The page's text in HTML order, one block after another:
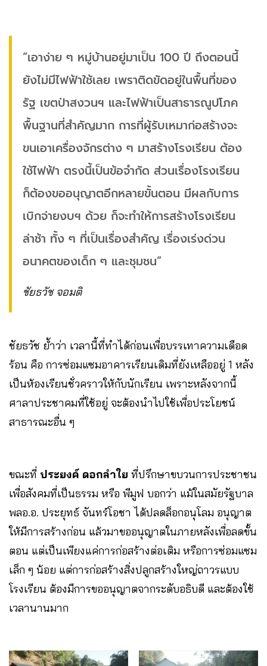
“เอาง่าย ๆ หมู่บ้านอยู่มาเป็น 100 ปี ถึงตอนนี้
ยังไม่มีไฟฟ้าใช้เลย เพราติดขัดอยู่ในพื้นที่ของ
รัฐ เขตป่าสงวนฯ และไฟฟ้าเป็นสาธารณูปโภค
พื้นฐานที่สำคัญมาก การที่ผู้รับเหมาก่อสร้างจะ
ขนเอาเครื่องจักรต่าง ๆ มาสร้างโรงเรียน ต้อง
ใช้ไฟฟ้า ตรงนี้เป็นข้อจำกัด ส่วนเรื่องโรงเรียน
ก็ต้องขออนุญาตอีกหลายขั้นตอน มีผลกับการ
เบิกจ่ายงบฯ ด้วย ก็จะทำให้การสร้างโรงเรียน
ล่าช้า ทั้ง ๆ ที่เป็นเรื่องสำคัญ เรื่องเร่งด่วน
อนาคตของเด็ก ๆ และชุมชน”
ชัยธวัช จอมติ
ชัยธวัช ย้ำว่า เวลานี้ที่ทำได้ก่อนเพื่อบรรเทาความเดือด
ร้อน คือ การซ่อมแซมอาคารเรียนเดิมที่ยังเหลืออยู่ 1 หลัง
เป็นห้องเรียนชั่วคราวให้กับนักเรียน เพราะหลังจากนี้
ศาลาประชาคมที่ใช้อยู่ จะต้องนำไปใช้เพื่อประโยชน์
สาธารณะอื่น ๆ
ขณะที่ ประยงค์ ดอกลำใย ที่ปรึกษาขบวนการประชาชน
เพื่อสังคมที่เป็นธรรม หรือ พีมูฟ บอกว่า แม้ในสมัยรัฐบาล
พลอ.อ. ประยุทธ์ จันทร์โอชา ได้ปลดล็อกอนุโลม อนุญาต
ให้มีการสร้างก่อน แล้วมาขออนุญาตในภายหลังเพื่อลดขั้น
ตอน แต่เป็นเพียงแค่การก่อสร้างต่อเติม หรือการซ่อมแซม
เล็ก ๆ น้อย แต่การก่อสร้างสิ่งปลูกสร้างใหญ่ถาวรแบบ
โรงเรียน ต้องมีการขออนุญาตจากระดับอธิบดี และต้องใช้
เวลานานมาก